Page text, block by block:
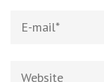
mail*